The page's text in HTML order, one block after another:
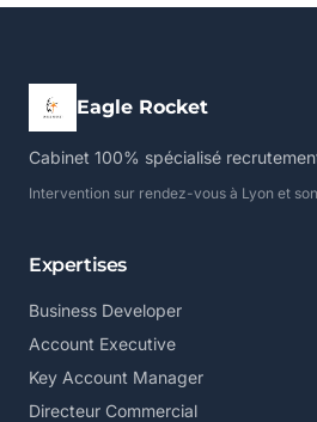
Eagle Rocket
Cabinet 100% spécialisé
Intervention sur rendez-vous à Lyon et
Expertises
Business Developer
Account Executive
Key Account Manager
Directeur Commercial